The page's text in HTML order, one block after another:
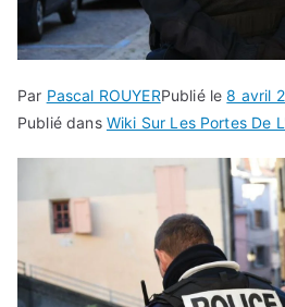
Par Pascal ROUYERPublié le8 avril
Publié dans Wiki Sur Les Portes De